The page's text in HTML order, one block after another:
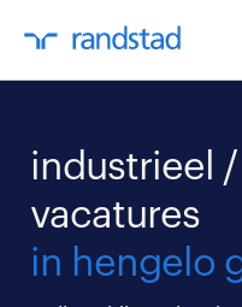
industrieel
vacatures
in hengelo